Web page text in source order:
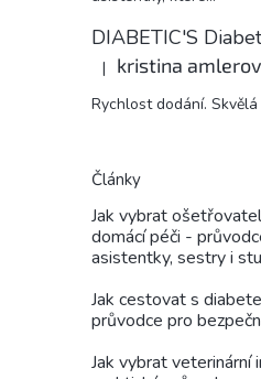
DIABETIC'S
Hodnocení produktu je 5
| kristina
Rychlost dodání.
Články
Jak vybrat
domácí péči -
asistentky, sestry i
Jak cestovat s
průvodce pro
Jak vybrat veterinární